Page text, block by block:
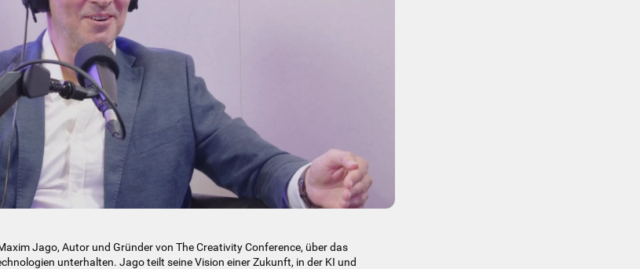
Jago, Autor und Gründer von The Creativity Conference, über das
unterhalten. Jago teilt seine Vision einer Zukunft, in der KI und